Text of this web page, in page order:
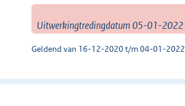
Uitwerkingtredingdatum 05-01-2022
Geldend van 16-12-2020 t/m 04-01-2022